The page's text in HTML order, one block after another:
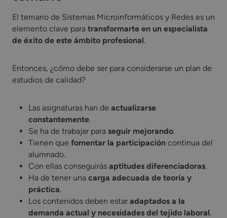
El temario de Sistemas Microinformáticos y Redes es un
elemento clave para transformarte en un especialista
de éxito de este ámbito profesional.
Entonces, ¿cómo debe ser para considerarse un plan de
estudios de calidad?
Las asignaturas han de actualizarse
constantemente.
Se ha de trabajar para seguir mejorando.
Tienen que fomentar la participación continua del
alumnado.
Con ellas conseguirás aptitudes diferenciadoras.
Ha de tener una carga adecuada de teoría y
práctica.
Los contenidos deben estar adaptados a la
demanda actual y necesidades del tejido laboral.